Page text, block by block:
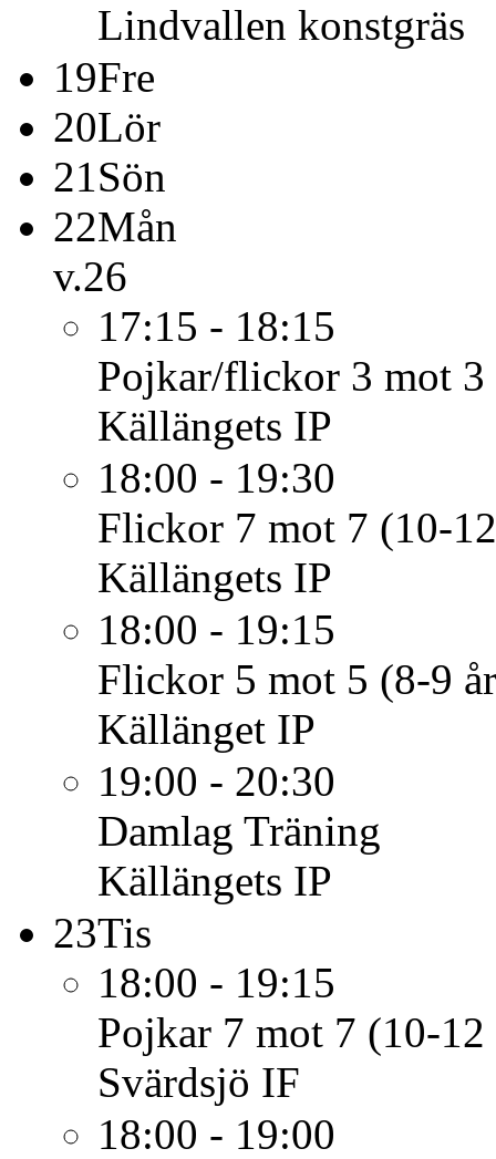
Lindvallen konstgräs
19Fre
20Lör
21Sön
22Mån
v.26
17:15 - 18:15
Pojkar/flickor 3 mot 3
Källängets IP
18:00 - 19:30
Flickor 7 mot 7 (10-
Källängets IP
18:00 - 19:15
Flickor 5 mot 5 (8-9
Källänget IP
19:00 - 20:30
Damlag Träning
Källängets IP
23Tis
18:00 - 19:15
Pojkar 7 mot 7 (10-12
Svärdsjö IF
18:00 - 19:00